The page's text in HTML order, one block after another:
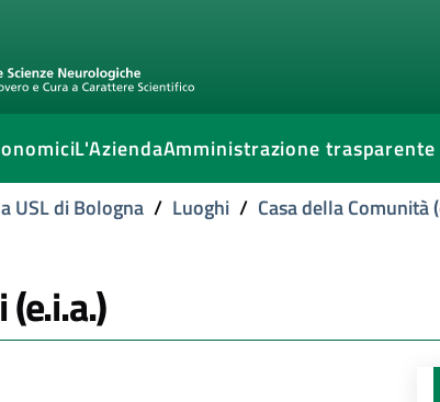
L'AziendaAmministrazione trasparente
USL di Bologna / Luoghi / Casa della Comunità